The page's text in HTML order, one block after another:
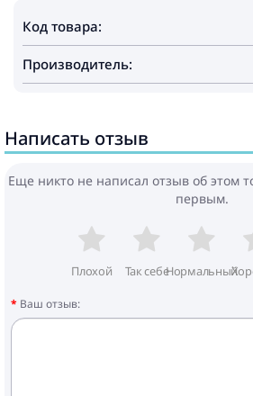
Код товара:
Производитель:
Написать отзыв
Еще никто не написал отзыв об этом
первым.
Плохой Так себеНормальный
Ваш отзыв: